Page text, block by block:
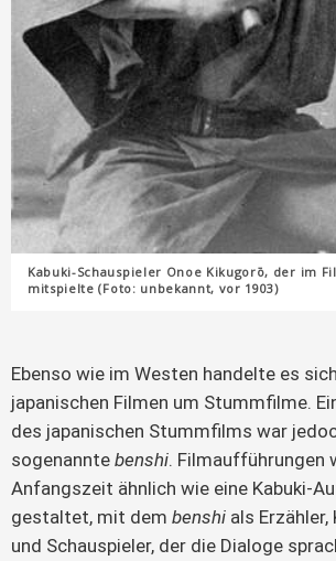
Kabuki-Schauspieler Onoe Kikugorō, der im
mitspielte (Foto: unbekannt, vor 1903)
Ebenso wie im Westen handelte es
japanischen Filmen um Stummfilme.
des japanischen Stummfilms war
sogenannte benshi. Filmaufführungen
Anfangszeit ähnlich wie eine Kabuki-
gestaltet, mit dem benshi als
und Schauspieler, der die Dialoge